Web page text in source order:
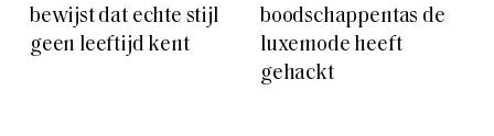
bewijst dat echte stijl
geen leeftijd kent
boodschappentas de
luxemode heeft
gehackt